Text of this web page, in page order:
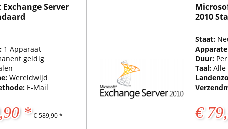
Server
1 Apparaat
geldig
Wereldwijd
E-Mail
* € 589,90 *
2010
Staat:
Duur:
Taal:Alle
€